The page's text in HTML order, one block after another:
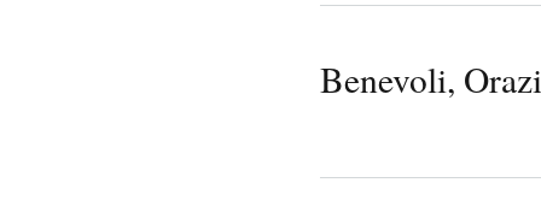
Benevoli,